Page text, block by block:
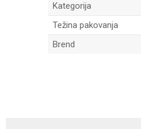
Kategorija
Težina pakovanja
Brend